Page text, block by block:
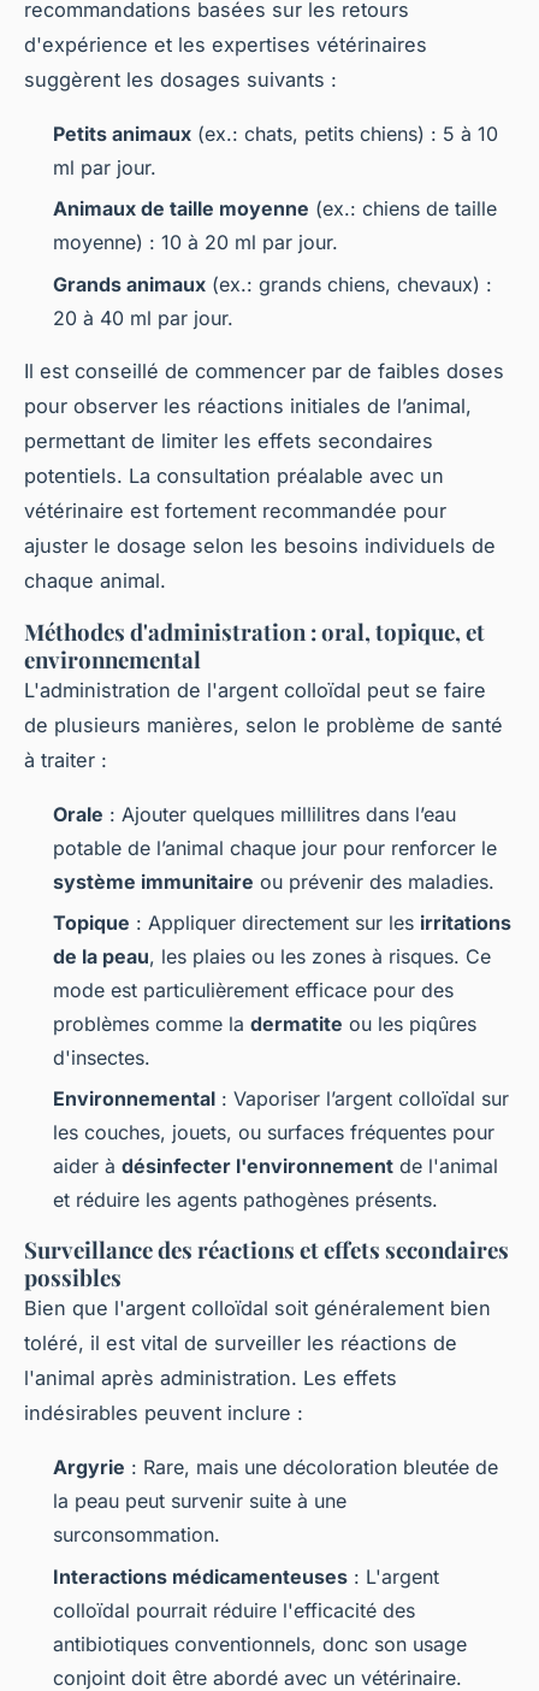
recommandations basées sur les retours
d'expérience et les expertises vétérinaires
suggèrent les dosages suivants :
Petits animaux (ex.: chats, petits chiens) : 5 à 10
ml par jour.
Animaux de taille moyenne (ex.: chiens de taille
moyenne) : 10 à 20 ml par jour.
Grands animaux (ex.: grands chiens, chevaux) :
20 à 40 ml par jour.
Il est conseillé de commencer par de faibles doses
pour observer les réactions initiales de l’animal,
permettant de limiter les effets secondaires
potentiels. La consultation préalable avec un
vétérinaire est fortement recommandée pour
ajuster le dosage selon les besoins individuels de
chaque animal.
Méthodes d'administration : oral, topique, et
environnemental
L'administration de l'argent colloïdal peut se faire
de plusieurs manières, selon le problème de santé
à traiter :
Orale : Ajouter quelques millilitres dans l’eau
potable de l’animal chaque jour pour renforcer le
système immunitaire ou prévenir des maladies.
Topique : Appliquer directement sur les irritations
de la peau, les plaies ou les zones à risques. Ce
mode est particulièrement efficace pour des
problèmes comme la dermatite ou les piqûres
d'insectes.
Environnemental : Vaporiser l’argent colloïdal sur
les couches, jouets, ou surfaces fréquentes pour
aider à désinfecter l'environnement de l'animal
et réduire les agents pathogènes présents.
Surveillance des réactions et effets secondaires
possibles
Bien que l'argent colloïdal soit généralement bien
toléré, il est vital de surveiller les réactions de
l'animal après administration. Les effets
indésirables peuvent inclure :
Argyrie : Rare, mais une décoloration bleutée de
la peau peut survenir suite à une
surconsommation.
Interactions médicamenteuses : L'argent
colloïdal pourrait réduire l'efficacité des
antibiotiques conventionnels, donc son usage
conjoint doit être abordé avec un vétérinaire.